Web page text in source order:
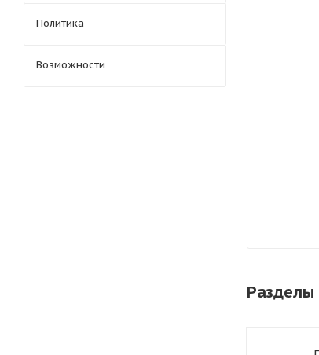
Политика
Возможности